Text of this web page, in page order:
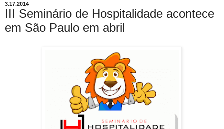
3.17.2014
III Seminário de Hospitalidade acontece
em São Paulo em abril